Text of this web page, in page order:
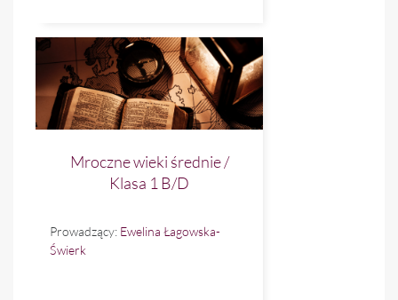
Mroczne wieki średnie /
Klasa 1 B/D
Prowadzący: Ewelina Łagowska-
Świerk